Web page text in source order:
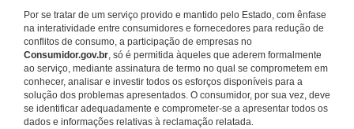
Por se tratar de um serviço provido e mantido pelo Estado, com ênfase
na interatividade entre consumidores e fornecedores para redução de
conflitos de consumo, a participação de empresas no
Consumidor.gov.br, só é permitida àqueles que aderem formalmente
ao serviço, mediante assinatura de termo no qual se comprometem em
conhecer, analisar e investir todos os esforços disponíveis para a
solução dos problemas apresentados. O consumidor, por sua vez, deve
se identificar adequadamente e comprometer-se a apresentar todos os
dados e informações relativas à reclamação relatada.